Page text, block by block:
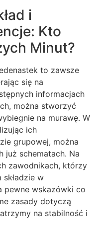
i
Kto
Minut?
to zawsze
się na
informacjach
można stworzyć
na murawę. W
ich
grupowej, można
już schematach. Na
zawodnikach, którzy
w
pewne wskazówki co
zasady dotyczą
na stabilność i